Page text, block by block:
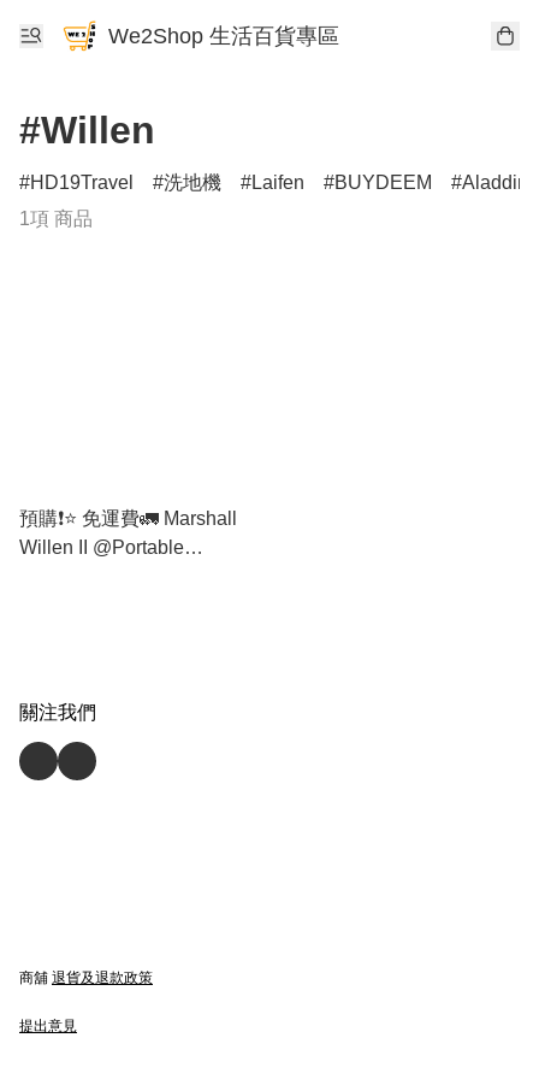
We2Shop 生活百貨專區
#Willen
HD19Travel 洗地機 Laifen BUYDEEM
Aladdin
1項 商品
預購❗️⭐️ 免運費🚛 Marshall
Willen II @Portable
關注我們
商舖 退貨及退款政策
提出意見